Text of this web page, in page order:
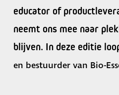
educator of
neemt ons mee naar
blijven. In deze editie
en bestuurder van Bio-